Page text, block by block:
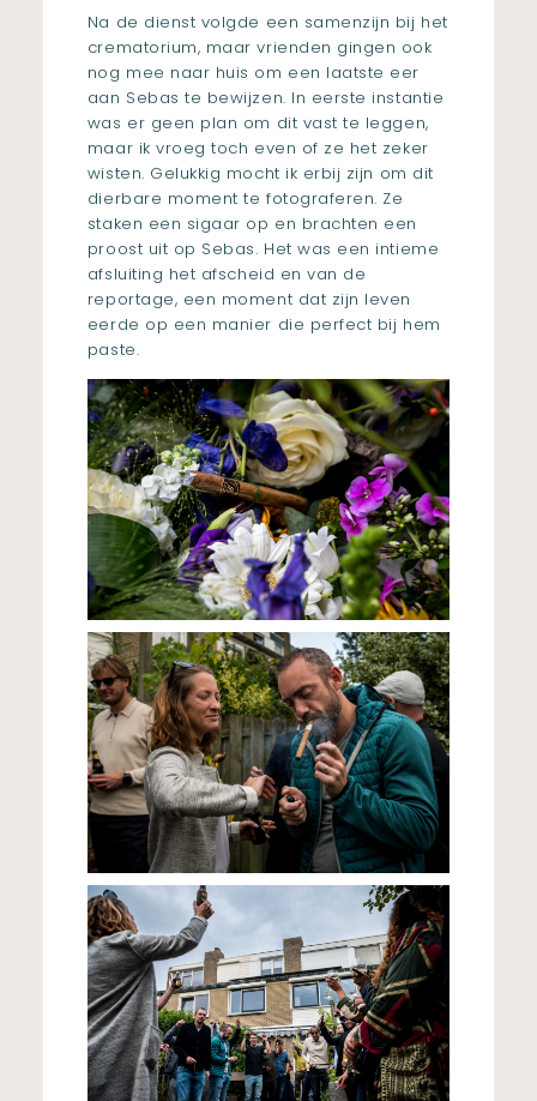
Na de dienst volgde een samenzijn bij het
crematorium, maar vrienden gingen ook
nog mee naar huis om een laatste eer
aan Sebas te bewijzen. In eerste instantie
was er geen plan om dit vast te leggen,
maar ik vroeg toch even of ze het zeker
wisten. Gelukkig mocht ik erbij zijn om dit
dierbare moment te fotograferen. Ze
staken een sigaar op en brachten een
proost uit op Sebas. Het was een intieme
afsluiting het afscheid en van de
reportage, een moment dat zijn leven
eerde op een manier die perfect bij hem
paste.